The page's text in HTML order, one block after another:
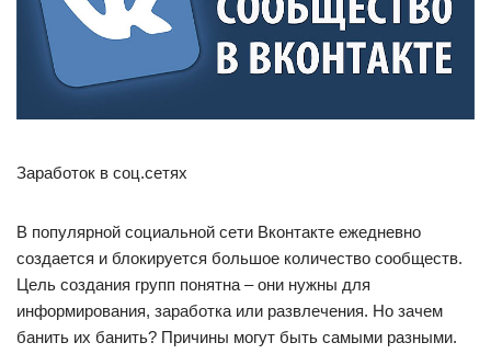
Заработок в соц.сетях
В популярной социальной сети Вконтакте ежедневно
создается и блокируется большое количество сообществ.
Цель создания групп понятна – они нужны для
информирования, заработка или развлечения. Но зачем
банить их банить? Причины могут быть самыми разными.